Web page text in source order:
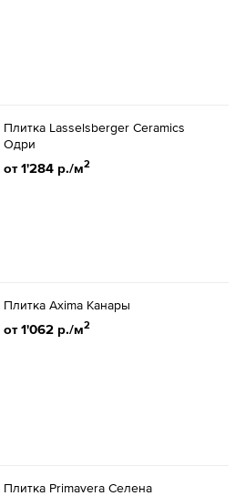
Плитка Lasselsberger Ceramics
Одри
от 1'284 р./м2
Плитка Axima Канары
от 1'062 р./м2
Плитка Primavera Селена